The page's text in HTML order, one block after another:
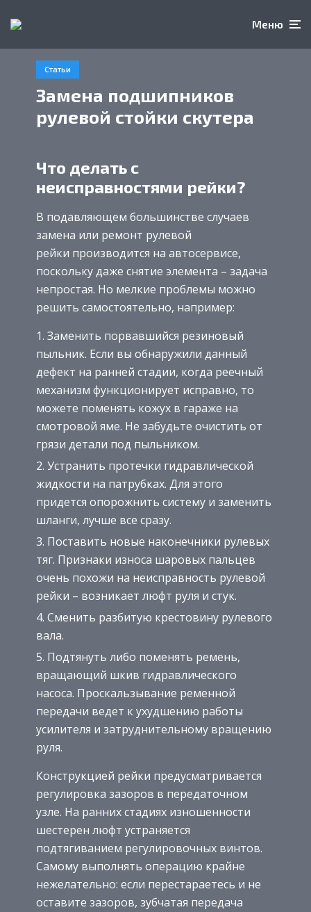
Меню
Статьи
Замена подшипников
рулевой стойки скутера
Что делать с
неисправностями рейки?
В подавляющем большинстве случаев
замена или ремонт рулевой
рейки производится на автосервисе,
поскольку даже снятие элемента – задача
непростая. Но мелкие проблемы можно
решить самостоятельно, например:
Заменить порвавшийся резиновый
пыльник. Если вы обнаружили данный
дефект на ранней стадии, когда реечный
механизм функционирует исправно, то
можете поменять кожух в гараже на
смотровой яме. Не забудьте очистить от
грязи детали под пыльником.
Устранить протечки гидравлической
жидкости на патрубках. Для этого
придется опорожнить систему и заменить
шланги, лучше все сразу.
Поставить новые наконечники рулевых
тяг. Признаки износа шаровых пальцев
очень похожи на неисправность рулевой
рейки – возникает люфт руля и стук.
Сменить разбитую крестовину рулевого
вала.
Подтянуть либо поменять ремень,
вращающий шкив гидравлического
насоса. Проскальзывание ременной
передачи ведет к ухудшению работы
усилителя и затруднительному вращению
руля.
Конструкцией рейки предусматривается
регулировка зазоров в передаточном
узле. На ранних стадиях изношенности
шестерен люфт устраняется
подтягиванием регулировочных винтов.
Самому выполнять операцию крайне
нежелательно: если перестараетесь и не
оставите зазоров, зубчатая передача